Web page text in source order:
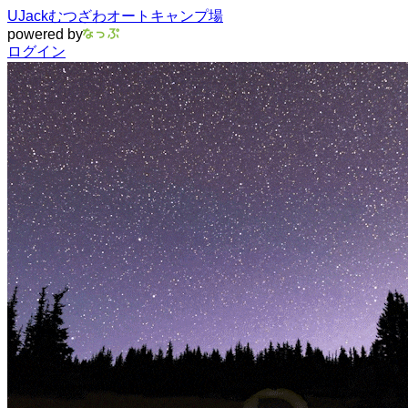
UJackむつざわオートキャンプ場
powered by
ログイン